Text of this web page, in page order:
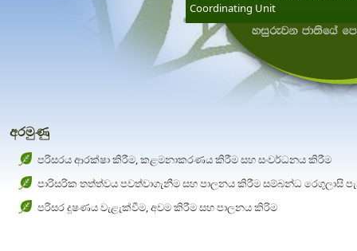
Coordinating Unit
අරමුණු
පරිසරය ආරක්ෂා කිරීම, කළමනාකරණය කිරීම සහ සංවර්ධනය කිරීම
පාරිසරික තත්ත්වය පවත්වාගැනීම සහ පාලනය කිරීම සම්බන්ධ රෙගුලාසි
පරිසර දූෂණය වැළැක්වීම, අවම කිරීම සහ පාලනය කිරිම